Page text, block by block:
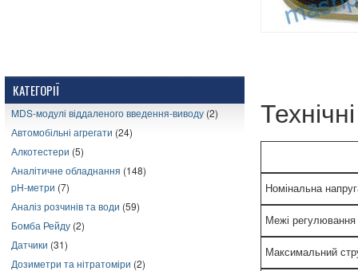
КАТЕГОРІЇ
MDS-модулі віддаленого введення-виводу (2)
Автомобільні агрегати (24)
Алкотестери (5)
Аналітичне обладнання (148)
pH-метри (7)
Аналіз розчинів та води (59)
Бомба Рейду (2)
Датчики (31)
Дозиметри та нітратоміри (2)
Номінальна
Межі регулювання
Максимальний